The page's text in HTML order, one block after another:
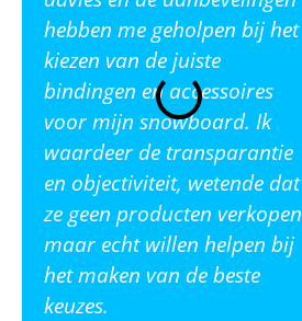
hebben me geholpen bij het
kiezen van de juiste
bindingen en accessoires
voor mijn snowboard. Ik
waardeer de transparantie
en objectiviteit, wetende dat
ze geen producten verkopen
maar echt willen helpen bij
het maken van de beste
keuzes.